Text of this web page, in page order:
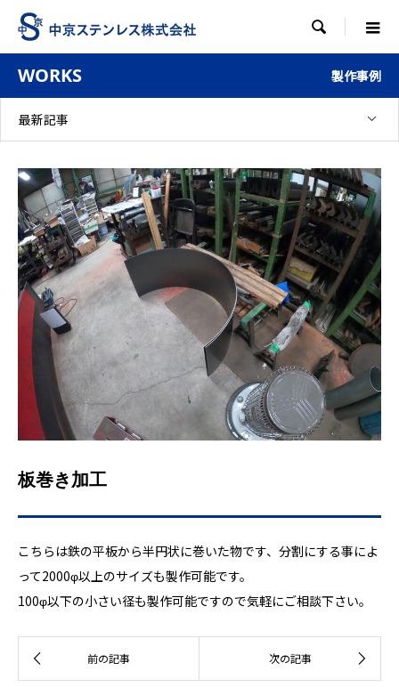

WORKS 製作事例
最新記事
板巻き加工
こちらは鉄の平板から半円状に巻いた物です、分割にする事によ
って2000φ以上のサイズも製作可能です。
100φ以下の小さい径も製作可能ですので気軽にご相談下さい。